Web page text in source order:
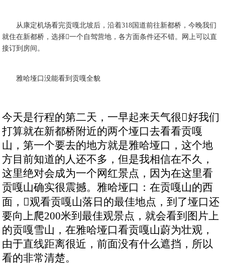
从康定机场看完贡嘎北坡后，沿着318国道前往新都桥，今晚我们
就住在新都桥，选择一个自驾营地，各方面条件还不错。网上可以直
接订到房间。
雅哈垭口没能看到贡嘎全貌
今天是行程的第二天，一早起来天气很好我们
打算就在新都桥附近的两个垭口去看看贡嘎
山，第一个要去的地方就是雅哈垭口，这个地
方目前知道的人还不多，但是我相信在不久，
这里绝对会成为一个网红景点，因为在这里看
贡嘎山确实很震撼。雅哈垭口：在贡嘎山的西
面，观看贡嘎山落日的最佳地点，到了垭口还
要向上爬200米到最佳观景点，就会看到图片上
的贡嘎雪山，在雅哈垭口看贡嘎山蔚为壮观，
由于直线距离很近，前面没有什么遮挡，所以
看的非常清楚。